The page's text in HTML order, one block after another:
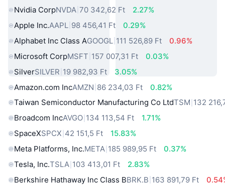
Nvidia CorpNVDA 70 342,62 Ft
2.27%
Apple Inc.AAPL 98 456,41 Ft
0.29%
Alphabet Inc Class AGOOGL 111 526,89 Ft
0.96%
Microsoft CorpMSFT 157 007,31 Ft
0.03%
SilverSILVER 19 982,93 Ft
3.05%
Amazon.com IncAMZN 86 234,03 Ft
0.82%
Taiwan Semiconductor Manufacturing Co LtdTSM 132
Broadcom IncAVGO 134 113,54 Ft
1.71%
SpaceXSPCX 42 151,5 Ft
15.83%
Meta Platforms, Inc.META 185 989,95 Ft
0.37%
Tesla, Inc.TSLA 103 413,01 Ft
2.83%
Berkshire Hathaway Inc Class BBRK.B 163 891,79 Ft